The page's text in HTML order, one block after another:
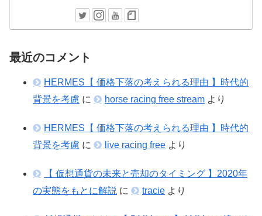
最近のコメント
HERMES【 価格下落の考えられる理由 】時代的
背景を考慮 に horse racing free stream より
HERMES【 価格下落の考えられる理由 】時代的
背景を考慮 に live racing free より
【 仮想通貨の未来と売却のタイミング 】2020年
の実態をもとに解説 に tracie より